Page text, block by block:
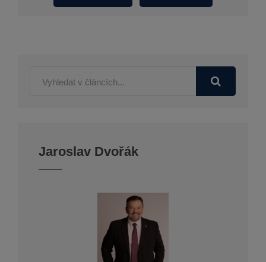
Jaroslav Dvořák